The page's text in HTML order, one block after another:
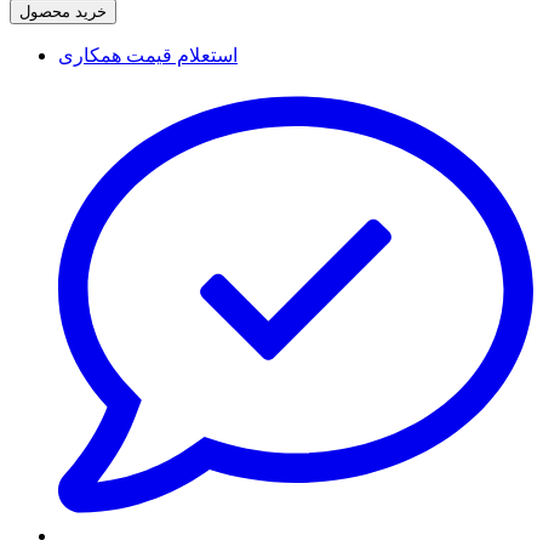
خرید محصول
استعلام قیمت همکاری